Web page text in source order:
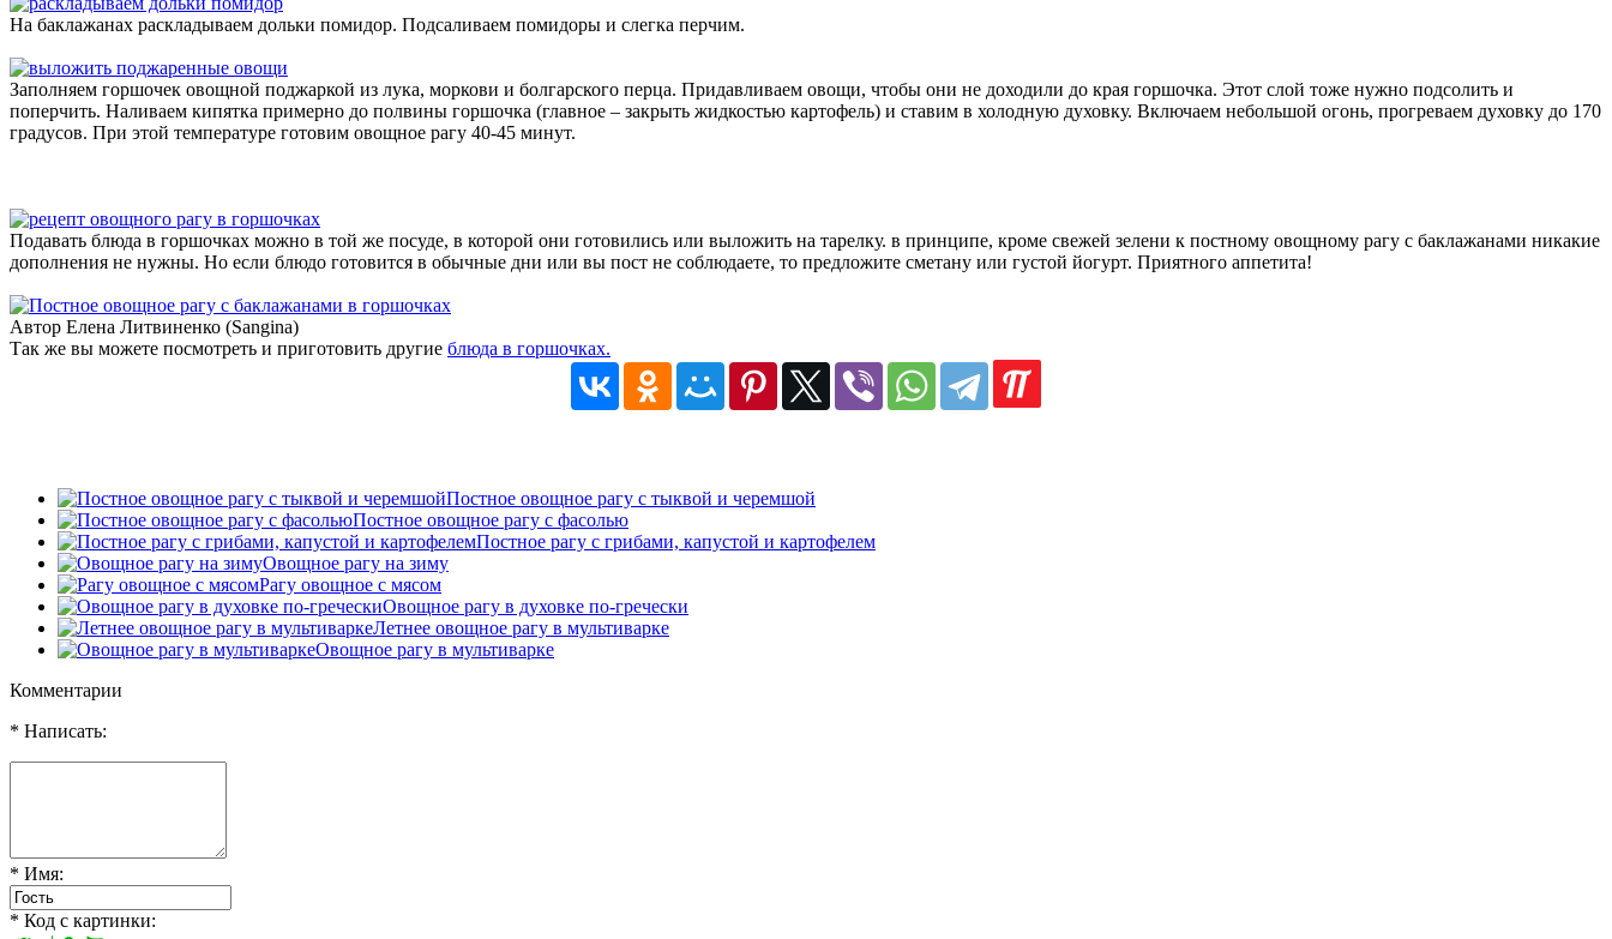
На баклажанах раскладываем дольки помидор. Подсаливаем помидоры и слегка перчим.
Заполняем горшочек овощной поджаркой из лука, моркови и болгарского перца. Придавливаем овощи, чтобы они не доходили до края горшочка. Этот слой тоже нужно подсолить и
поперчить. Наливаем кипятка примерно до полвины горшочка (главное – закрыть жидкостью картофель) и ставим в холодную духовку. Включаем небольшой огонь, прогреваем духовку до 170
градусов. При этой температуре готовим овощное рагу 40-45 минут.
Подавать блюда в горшочках можно в той же посуде, в которой они готовились или выложить на тарелку. в принципе, кроме свежей зелени к постному овощному рагу с баклажанами никакие
дополнения не нужны. Но если блюдо готовится в обычные дни или вы пост не соблюдаете, то предложите сметану или густой йогурт. Приятного аппетита!
Автор Елена Литвиненко (Sangina)
Так же вы можете посмотреть и приготовить другие блюда в горшочках.
Постное овощное рагу с тыквой и черемшой
Постное овощное рагу с фасолью
Постное рагу с грибами, капустой и картофелем
Овощное рагу на зиму
Рагу овощное с мясом
Овощное рагу в духовке по-гречески
Летнее овощное рагу в мультиварке
Овощное рагу в мультиварке
Комментарии
* Написать:
* Имя:
* Код с картинки: